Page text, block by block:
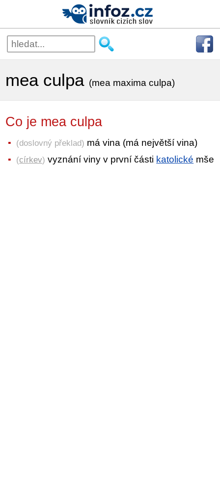
mea culpa (mea maxima culpa)
Co je mea culpa
(doslovný překlad) má vina (má největší vina)
(církev) vyznání viny v první části katolické mše